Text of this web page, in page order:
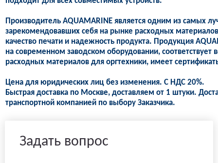
Производитель AQUAMARINE является одним из самых
зарекомендовавших себя на рынке расходных
качество печати и надежность продукта. Продукция
на современном заводском оборудовании, соответствует
расходных материалов для оргтехники, имеет
Цена для юридических лиц без изменения. С НДС 20%.
Быстрая доставка по Москве, доставляем от 1 штуки.
транспортной компанией по выбору Заказчика.
Задать вопрос